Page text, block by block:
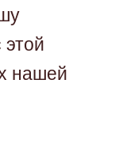
этой
нашей